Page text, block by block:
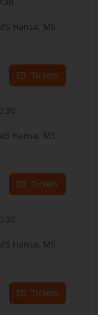
Hansa, MS
Tickets
Hansa, MS
Tickets
Hansa, MS
Tickets